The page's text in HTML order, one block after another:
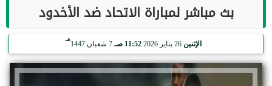
بث مباشر لمباراة الاتحاد ضد الأخدود
الإثنين 11:52 صـ 7 شعبان 1447
هـ